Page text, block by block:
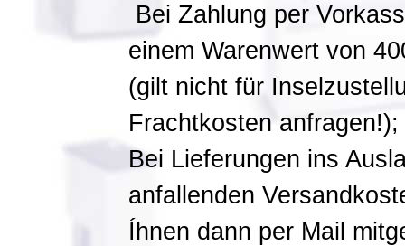
Bei Zahlung per
einem Warenwert von
(gilt nicht für
Frachtkosten
Bei Lieferungen ins
anfallenden
Íhnen dann per Mail